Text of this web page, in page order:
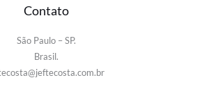
Contato
São Paulo – SP.
Brasil.